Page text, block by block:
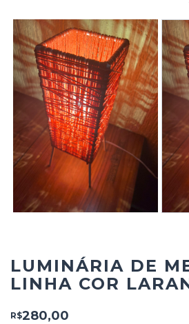
LUMINÁRIA DE
LINHA COR
R$280,00